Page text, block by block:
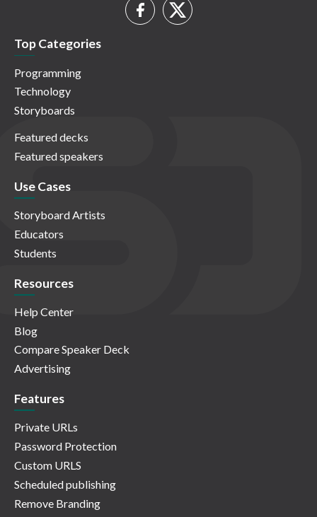
Top Categories
Programming
Technology
Storyboards
Featured decks
Featured speakers
Use Cases
Storyboard Artists
Educators
Students
Resources
Help Center
Blog
Compare Speaker Deck
Advertising
Features
Private URLs
Password Protection
Custom URLS
Scheduled publishing
Remove Branding